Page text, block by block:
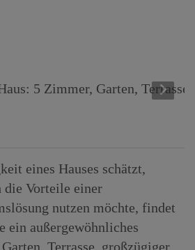
eines Hauses schätzt,
Vorteile einer
nutzen möchte, findet
ein außergewöhnliches
Terrasse, großzügiger